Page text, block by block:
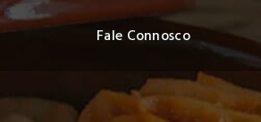
Fale Connosco